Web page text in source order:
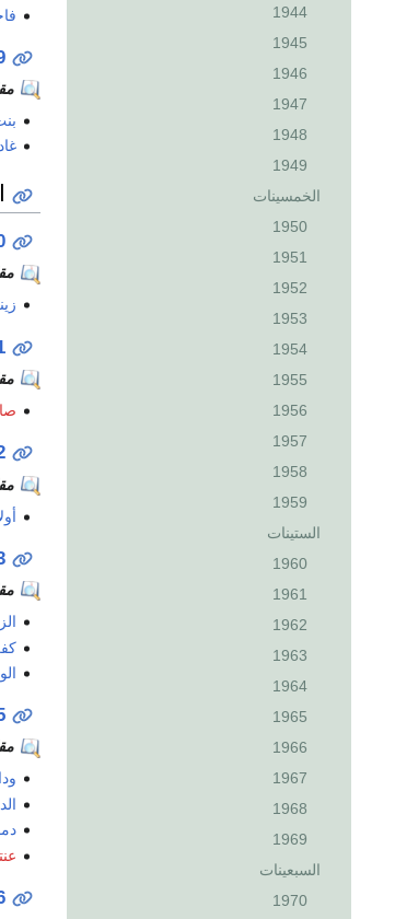
1944
1945
1946
1947
1948
1949
الخمسينات
1950
1951
1952
1953
1954
1955
1956
1957
1958
1959
الستينات
1960
1961
1962
1963
1964
1965
1966
1967
1968
1969
السبعينات
1970